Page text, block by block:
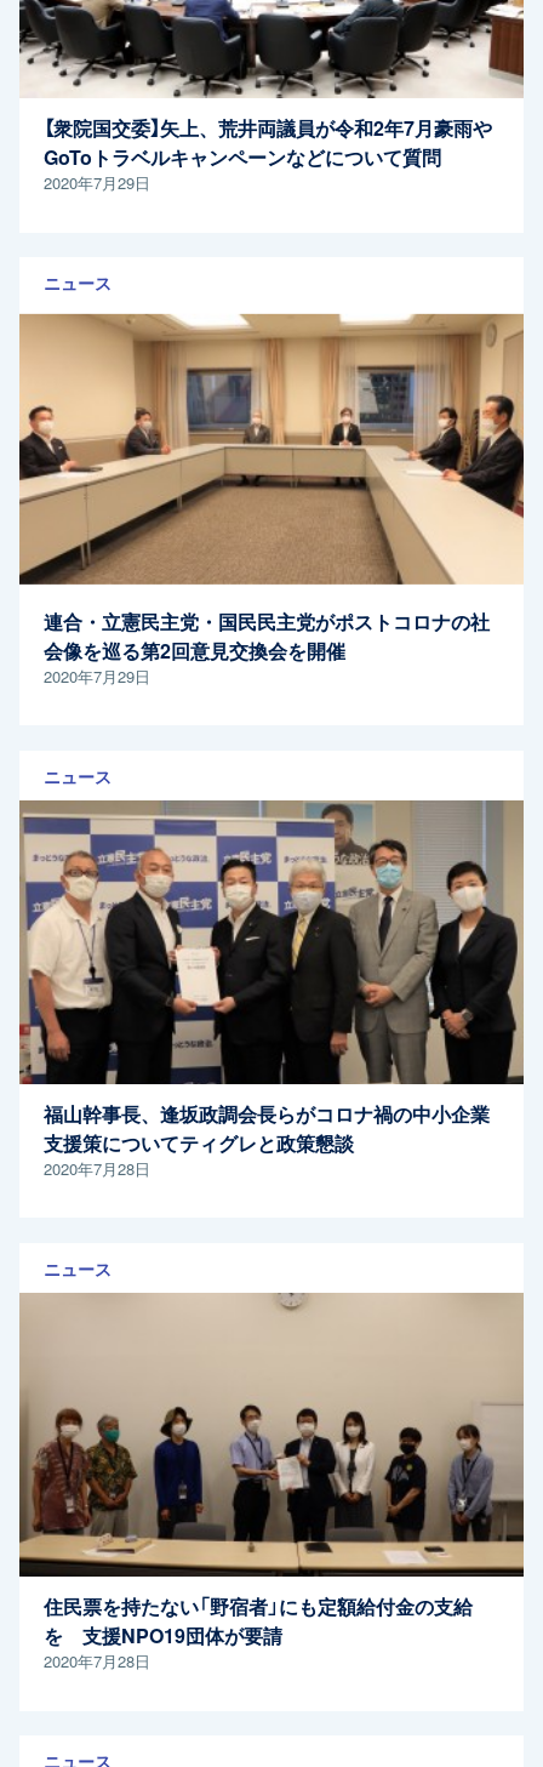
【衆院国交委】矢上、荒井両議員が令和2年7月豪雨や
GoToトラベルキャンペーンなどについて質問
2020年7月29日
ニュース
連合・立憲民主党・国民民主党がポストコロナの社
会像を巡る第2回意見交換会を開催
2020年7月29日
ニュース
福山幹事長、逢坂政調会長らがコロナ禍の中小企業
支援策についてティグレと政策懇談
2020年7月28日
ニュース
住民票を持たない「野宿者」にも定額給付金の支給
を 支援NPO19団体が要請
2020年7月28日
ニュース